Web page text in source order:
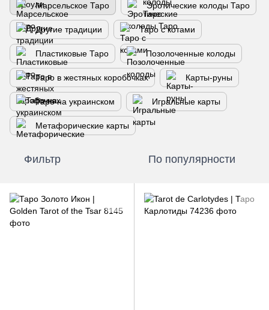
Марсельское Таро Эротические колоды Таро
Другие традиции Таро с котами
Пластиковые Таро Позолоченные колоды
Таро в жестяных коробочках Карты-руны
Таро на украинском Игральные карты
Метафорические карты
Фильтр По популярности